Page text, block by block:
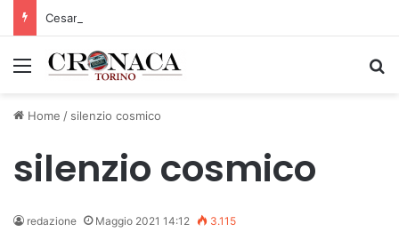
Menu
Home / silenzio cosmico
silenzio cosmico
redazione Maggio 2021 14:12 3.115